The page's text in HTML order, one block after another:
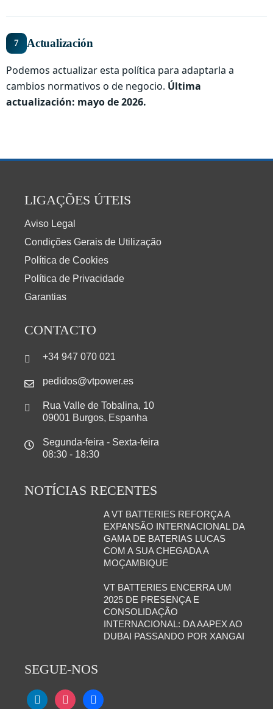
7 Actualización
Podemos actualizar esta política para adaptarla a
cambios normativos o de negocio. Última
actualización: mayo de 2026.
LIGAÇÕES ÚTEIS
Aviso Legal
Condições Gerais de Utilização
Política de Cookies
Política de Privacidade
Garantias
CONTACTO
+34 947 070 021
pedidos@vtpower.es
Rua Valle de Tobalina, 10
09001 Burgos, Espanha
Segunda-feira - Sexta-feira
08:30 - 18:30
NOTÍCIAS RECENTES
A VT BATTERIES REFORÇA A
EXPANSÃO INTERNACIONAL DA
GAMA DE BATERIAS LUCAS
COM A SUA CHEGADA A
MOÇAMBIQUE
VT BATTERIES ENCERRA UM
2025 DE PRESENÇA E
CONSOLIDAÇÃO
INTERNACIONAL: DA AAPEX AO
DUBAI PASSANDO POR XANGAI
SEGUE-NOS